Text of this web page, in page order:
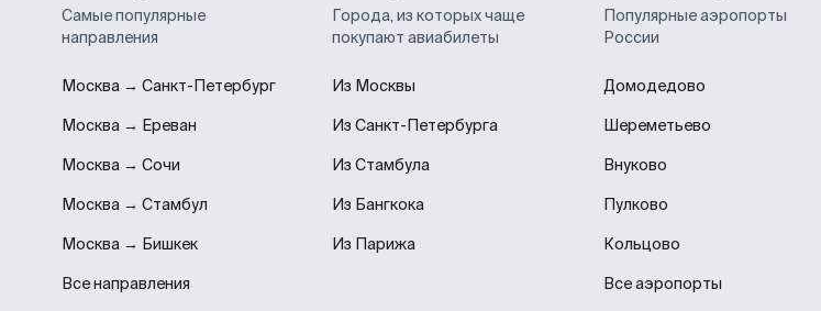
Самые популярные
направления
Москва → Санкт-Петербург
Москва → Ереван
Москва → Сочи
Москва → Стамбул
Москва → Бишкек
Все направления
Города, из которых чаще
покупают авиабилеты
Из Москвы
Из Санкт-Петербурга
Из Стамбула
Из Бангкока
Из Парижа
Популярные аэропорты
России
Домодедово
Шереметьево
Внуково
Пулково
Кольцово
Все аэропорты